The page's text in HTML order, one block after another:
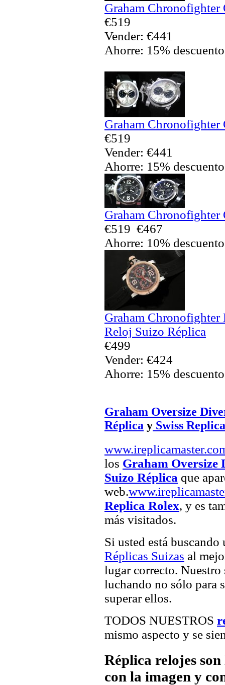
Graham
€519
Vender: €441
Ahorre: 15% descuento
Graham
€519
Vender: €441
Ahorre: 15% descuento
Graham
€519 €467
Ahorre: 10% descuento
Graham
Reloj Suizo Réplica
€499
Vender: €424
Ahorre: 15% descuento
Graham Oversize
Réplica y Swiss
los Graham Oversize
Suizo Réplica que
web.
Replica Rolex, y es
más visitados.
Si usted está
Réplicas Suizas al
lugar correcto. Nuestro
luchando no sólo para
superar ellos.
TODOS NUESTROS
mismo aspecto y se
Réplica relojes
con la imagen y